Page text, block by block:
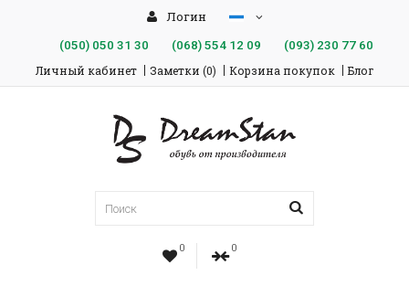
Логин
(050)050 31 30 (068)554 12 09 (093)230 77 60
Личный кабинет Заметки (0) Корзина покупок Блог
0 0